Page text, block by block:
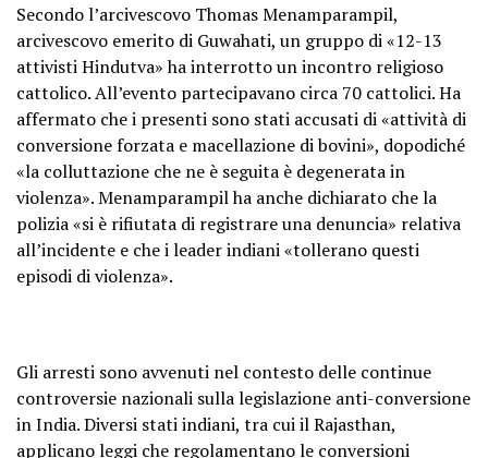
Secondo l’arcivescovo Thomas Menamparampil,
arcivescovo emerito di Guwahati, un gruppo di «12-13
attivisti Hindutva» ha interrotto un incontro religioso
cattolico. All’evento partecipavano circa 70 cattolici. Ha
affermato che i presenti sono stati accusati di «attività di
conversione forzata e macellazione di bovini», dopodiché
«la colluttazione che ne è seguita è degenerata in
violenza». Menamparampil ha anche dichiarato che la
polizia «si è rifiutata di registrare una denuncia» relativa
all’incidente e che i leader indiani «tollerano questi
episodi di violenza».
Gli arresti sono avvenuti nel contesto delle continue
controversie nazionali sulla legislazione anti-conversione
in India. Diversi stati indiani, tra cui il Rajasthan,
applicano leggi che regolamentano le conversioni